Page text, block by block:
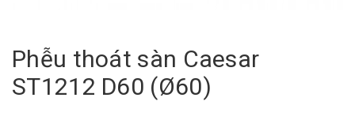
Phễu thoát sàn Caesar
ST1212 D60 (Ø60)